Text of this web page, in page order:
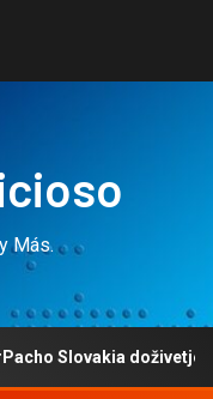
Más.
doživetje, ki